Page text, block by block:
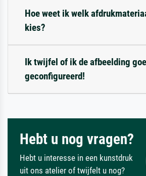
Hoe weet ik welk
kies?
Ik twijfel of ik de afbeelding
geconfigureerd!
Hebt u nog vragen?
Hebt u interesse in een kunstdruk
uit ons atelier of twijfelt u nog?